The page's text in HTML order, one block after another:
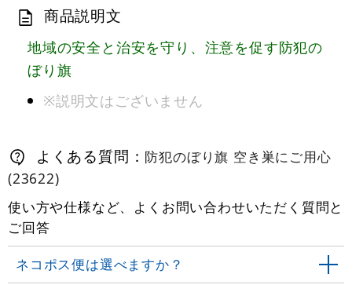
商品説明文
地域の安全と治安を守り、注意を促す防犯の
ぼり旗
※説明文はございません
よくある質問： 防犯のぼり旗 空き巣にご用心
(23622)
使い方や仕様など、よくお問い合わせいただく質問と
ご回答
ネコポス便は選べますか？